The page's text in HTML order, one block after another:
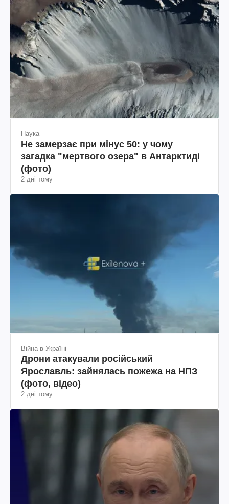
Наука
Не замерзає при мінус 50: у чому
загадка "мертвого озера" в Антарктиді
(фото)
2 дні тому
Війна в Україні
Дрони атакували російський
Ярославль: зайнялась пожежа на НПЗ
(фото, відео)
2 дні тому